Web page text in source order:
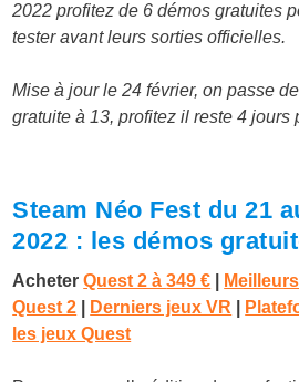
2022 profitez de 6 démos gratuites
tester avant leurs sorties officielles.
Mise à jour le 24 février, on passe
gratuite à 13, profitez il reste 4 jours
Steam Néo Fest du 21
2022 : les démos
Acheter Quest 2 à349 €
Quest 2
Derniers jeux VR
les jeux Quest